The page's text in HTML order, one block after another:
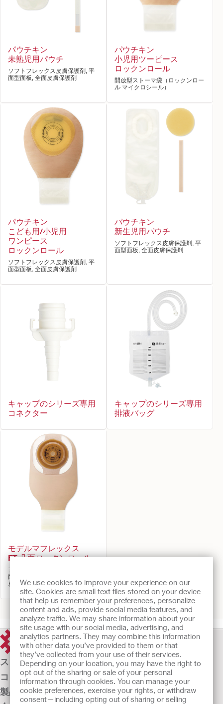
We use cookies to improve your experience on our
site. Cookies are small text files stored on your device
that help us remember your preferences, personalize
content and ads, provide social media features, and
analyze traffic. We may share information about your
site usage with our social media, advertising, and
analytics partners. They may combine this information
with other data you’ve provided to them or that
they’ve collected from your use of their services.
Depending on your location, you may have the right to
opt out of the sharing or sale of your personal
information through cookies. You can manage your
cookie preferences, exercise your rights, or withdraw
consent—including opting out of sharing or selling
パウチキン
未熟児用パウチ
ソフトフレックス皮膚保護剤, 平
面型面板, 全面皮膚保護剤
パウチキン
小児用ツーピース
ロックンロール
開放型ストーマ袋（ロックンロー
ル マイクロシール）
パウチキン
こども用/小児用
ワンピース
ロックンロール
ソフトフレックス皮膚保護剤, 平
面型面板, 全面皮膚保護剤
パウチキン
新生児用パウチ
ソフトフレックス皮膚保護剤, 平
面型面板, 全面皮膚保護剤
キャップのシリーズ専用
コネクター
キャップのシリーズ専用
排液バッグ
モデルマフレックス
FT 凸面ロックンロール
フレックステンド皮膚保護剤, 凸
面（硬性凸面）型面板, テープ付
皮膚保護剤
前へ 1234 567次へ
ストーマケア
コンチネンスケア
製品